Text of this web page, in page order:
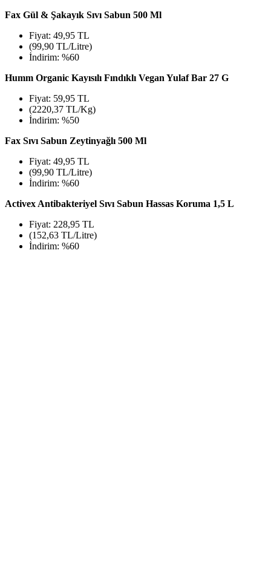
Fax Gül & Şakayık Sıvı Sabun 500 Ml
Fiyat: 49,95 TL
(99,90 TL/Litre)
İndirim: %60
Humm Organic Kayısılı Fındıklı Vegan Yulaf Bar 27 G
Fiyat: 59,95 TL
(2220,37 TL/Kg)
İndirim: %50
Fax Sıvı Sabun Zeytinyağlı 500 Ml
Fiyat: 49,95 TL
(99,90 TL/Litre)
İndirim: %60
Activex Antibakteriyel Sıvı Sabun Hassas Koruma 1,5 L
Fiyat: 228,95 TL
(152,63 TL/Litre)
İndirim: %60